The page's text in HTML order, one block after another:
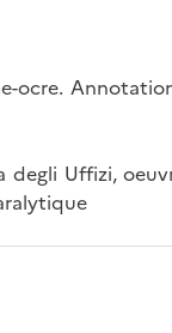
ocre.
degli Uffizi,